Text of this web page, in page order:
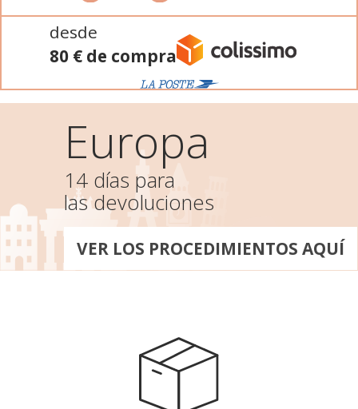
desde
80 € de compra
Europa
14 días para
las devoluciones
VER LOS PROCEDIMIENTOS AQUÍ